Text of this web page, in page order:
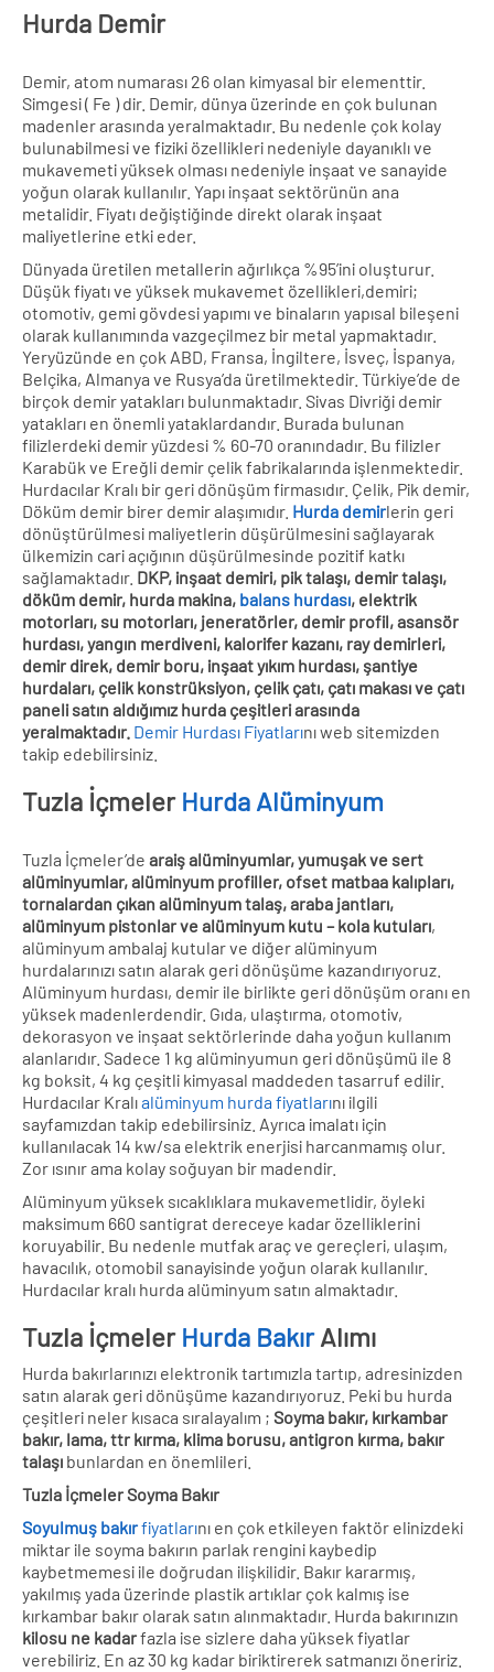
Hurda Demir
Demir, atom numarası 26 olan kimyasal bir elementtir.
Simgesi ( Fe ) dir. Demir, dünya üzerinde en çok bulunan
madenler arasında yeralmaktadır. Bu nedenle çok kolay
bulunabilmesi ve fiziki özellikleri nedeniyle dayanıklı ve
mukavemeti yüksek olması nedeniyle inşaat ve sanayide
yoğun olarak kullanılır. Yapı inşaat sektörünün ana
metalidir. Fiyatı değiştiğinde direkt olarak inşaat
maliyetlerine etki eder.
Dünyada üretilen metallerin ağırlıkça %95’ini oluşturur.
Düşük fiyatı ve yüksek mukavemet özellikleri,demiri;
otomotiv, gemi gövdesi yapımı ve binaların yapısal bileşeni
olarak kullanımında vazgeçilmez bir metal yapmaktadır.
Yeryüzünde en çok ABD, Fransa, İngiltere, İsveç, İspanya,
Belçika, Almanya ve Rusya’da üretilmektedir. Türkiye’de de
birçok demir yatakları bulunmaktadır. Sivas Divriği demir
yatakları en önemli yataklardandır. Burada bulunan
filizlerdeki demir yüzdesi % 60-70 oranındadır. Bu filizler
Karabük ve Ereğli demir çelik fabrikalarında işlenmektedir.
Hurdacılar Kralı bir geri dönüşüm firmasıdır. Çelik, Pik demir,
Döküm demir birer demir alaşımıdır. Hurda demirlerin geri
dönüştürülmesi maliyetlerin düşürülmesini sağlayarak
ülkemizin cari açığının düşürülmesinde pozitif katkı
sağlamaktadır. DKP, inşaat demiri, pik talaşı, demir talaşı,
döküm demir, hurda makina, balans hurdası, elektrik
motorları, su motorları, jeneratörler, demir profil, asansör
hurdası, yangın merdiveni, kalorifer kazanı, ray demirleri,
demir direk, demir boru, inşaat yıkım hurdası, şantiye
hurdaları, çelik konstrüksiyon, çelik çatı, çatı makası ve çatı
paneli satın aldığımız hurda çeşitleri arasında
yeralmaktadır. Demir Hurdası Fiyatlarını web sitemizden
takip edebilirsiniz.
Tuzla İçmeler Hurda Alüminyum
Tuzla İçmeler’de araiş alüminyumlar, yumuşak ve sert
alüminyumlar, alüminyum profiller, ofset matbaa kalıpları,
tornalardan çıkan alüminyum talaş, araba jantları,
alüminyum pistonlar ve alüminyum kutu – kola kutuları,
alüminyum ambalaj kutular ve diğer alüminyum
hurdalarınızı satın alarak geri dönüşüme kazandırıyoruz.
Alüminyum hurdası, demir ile birlikte geri dönüşüm oranı en
yüksek madenlerdendir. Gıda, ulaştırma, otomotiv,
dekorasyon ve inşaat sektörlerinde daha yoğun kullanım
alanlarıdır. Sadece 1 kg alüminyumun geri dönüşümü ile 8
kg boksit, 4 kg çeşitli kimyasal maddeden tasarruf edilir.
Hurdacılar Kralıalüminyum hurda fiyatlarını ilgili
sayfamızdan takip edebilirsiniz. Ayrıca imalatı için
kullanılacak 14 kw/sa elektrik enerjisi harcanmamış olur.
Zor ısınır ama kolay soğuyan bir madendir.
Alüminyum yüksek sıcaklıklara mukavemetlidir, öyleki
maksimum 660 santigrat dereceye kadar özelliklerini
koruyabilir. Bu nedenle mutfak araç ve gereçleri, ulaşım,
havacılık, otomobil sanayisinde yoğun olarak kullanılır.
Hurdacılar kralı hurda alüminyum satın almaktadır.
Tuzla İçmeler Hurda BakırAlımı
Hurda bakırlarınızı elektronik tartımızla tartıp, adresinizden
satın alarak geri dönüşüme kazandırıyoruz. Peki bu hurda
çeşitleri neler kısaca sıralayalım ; Soyma bakır, kırkambar
bakır, lama, ttr kırma, klima borusu, antigron kırma, bakır
talaşı bunlardan en önemlileri.
Tuzla İçmeler Soyma Bakır
Soyulmuş bakırfiyatlarını en çok etkileyen faktör elinizdeki
miktar ile soyma bakırın parlak rengini kaybedip
kaybetmemesi ile doğrudan ilişkilidir. Bakır kararmış,
yakılmış yada üzerinde plastik artıklar çok kalmış ise
kırkambar bakır olarak satın alınmaktadır. Hurda bakırınızın
kilosu ne kadarfazla ise sizlere daha yüksek fiyatlar
verebiliriz. En az 30 kg kadar biriktirerek satmanızı öneririz.